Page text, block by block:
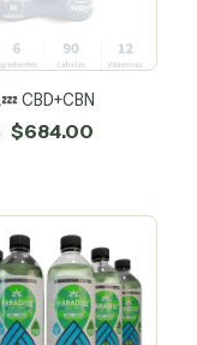
CBD+CBN
Original
$900.00.
$684.00Current
$684.00.